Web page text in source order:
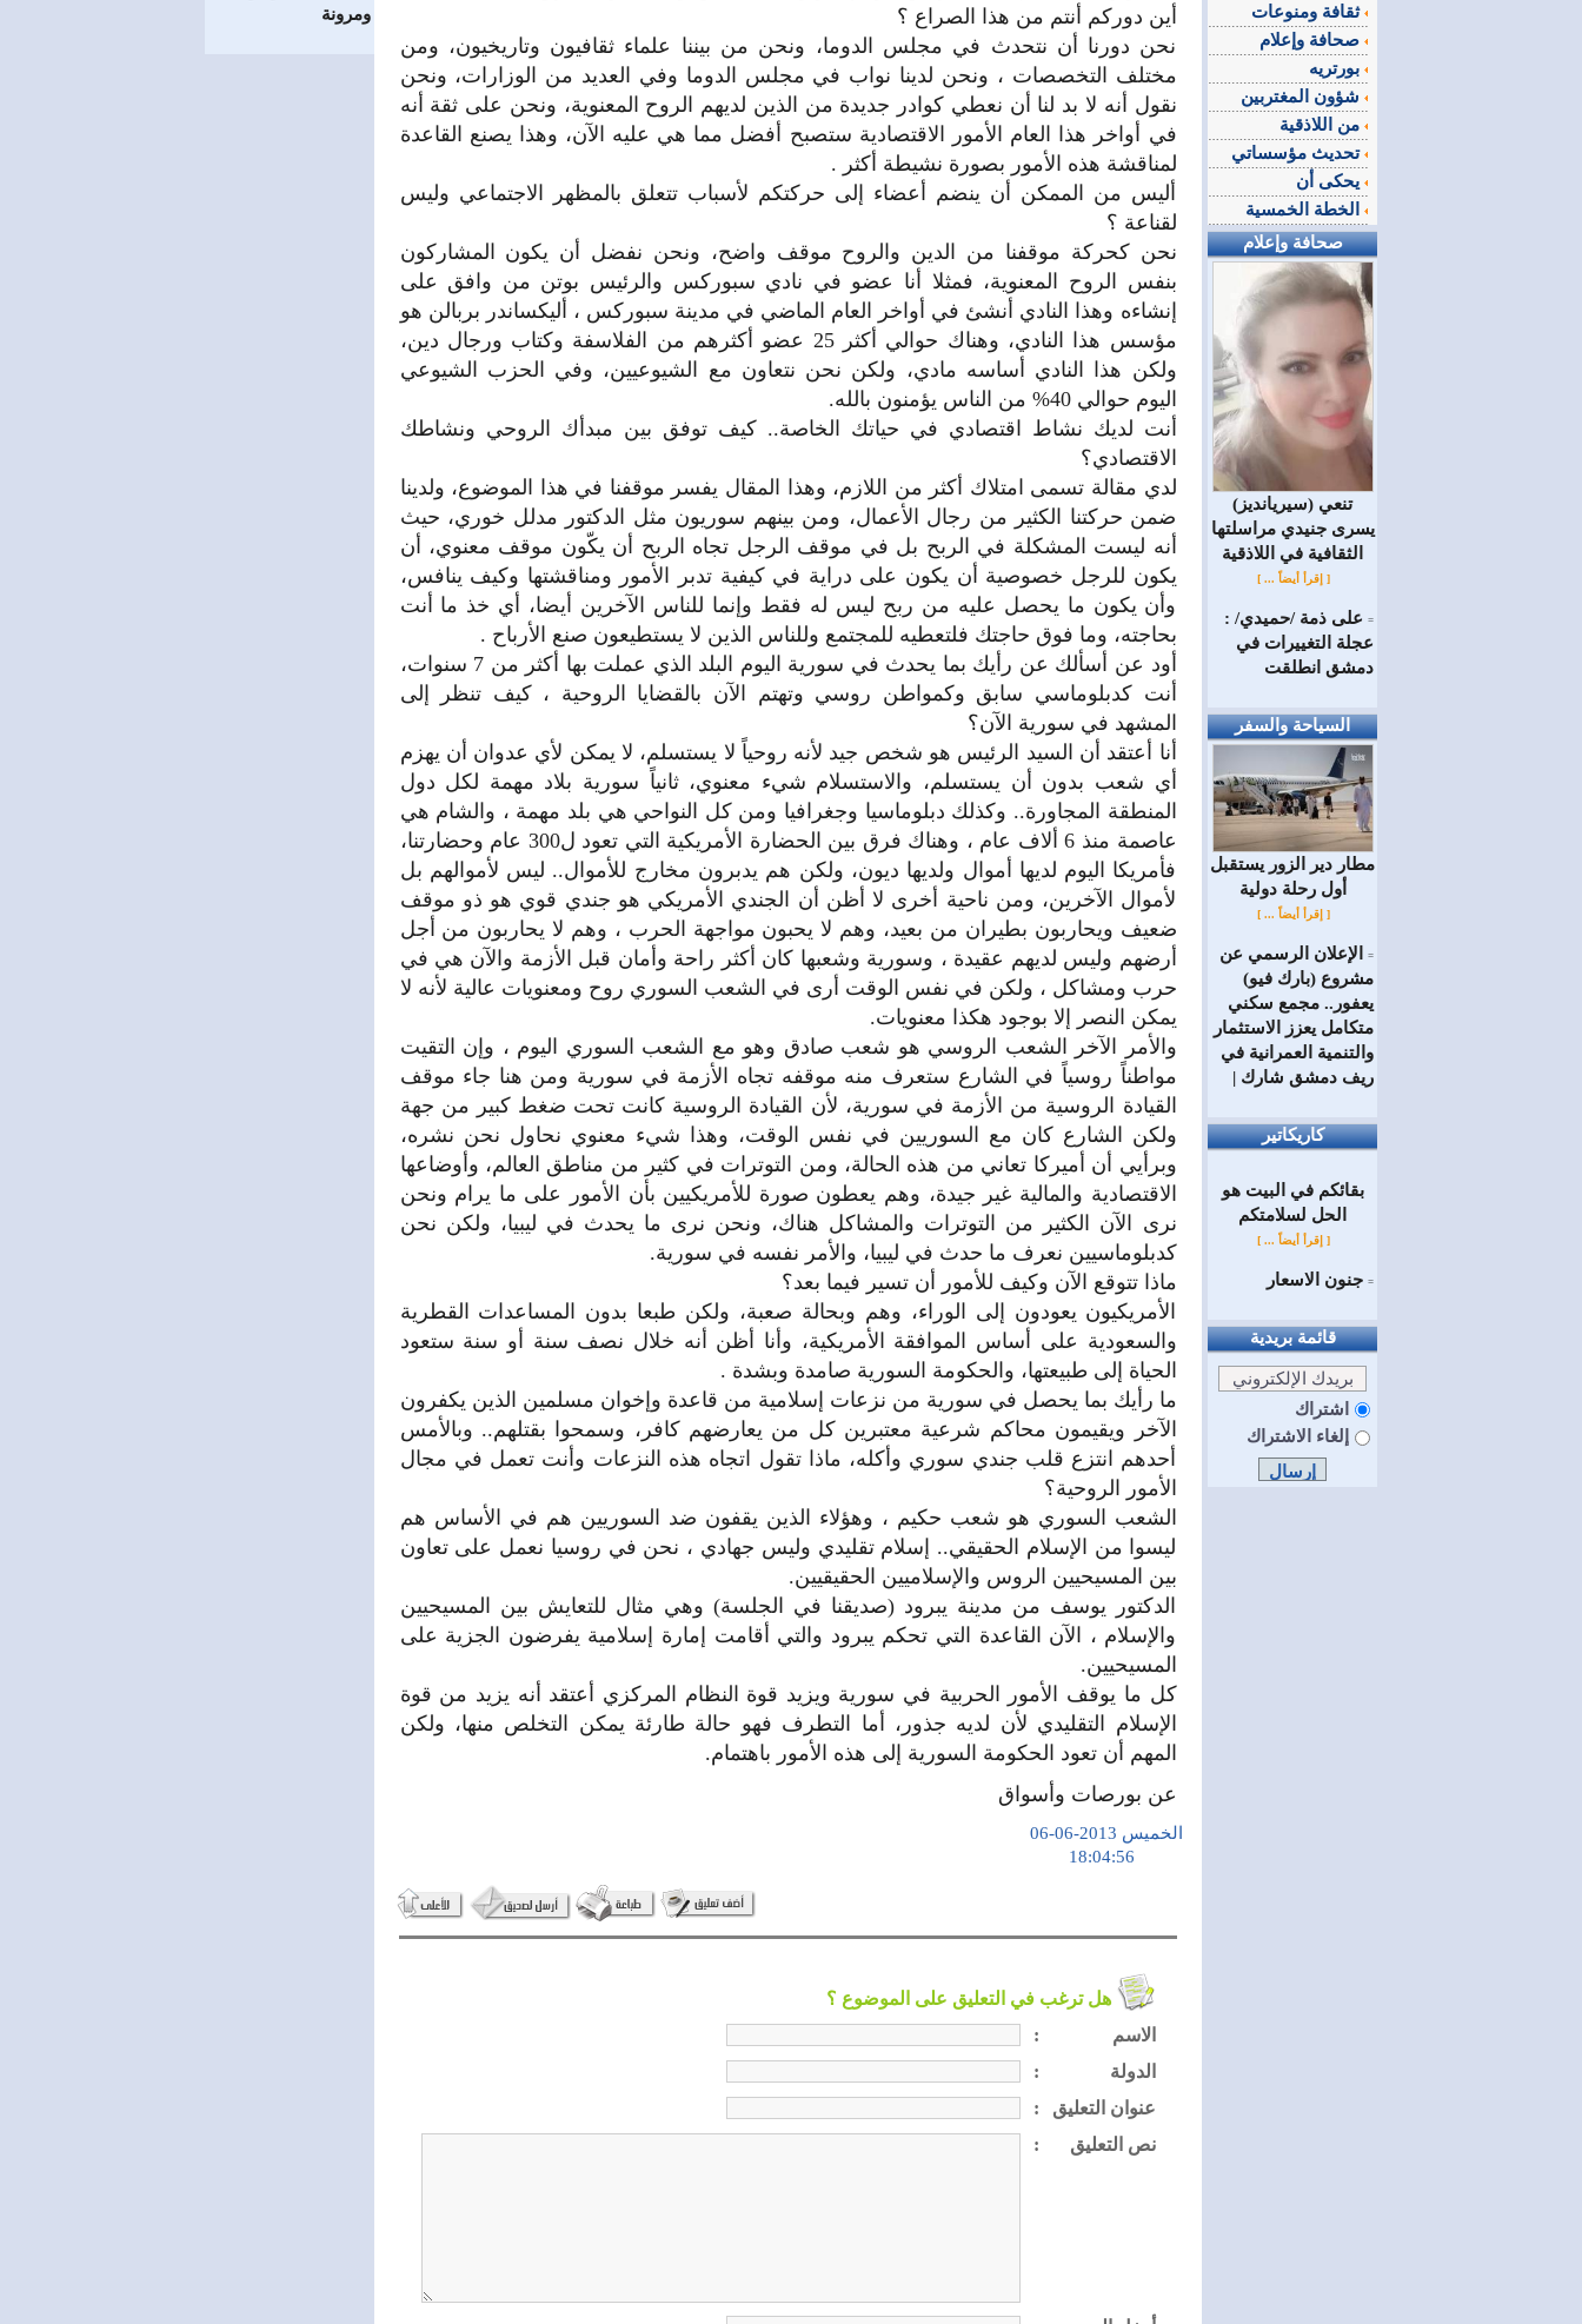
ومرونة
أين دوركم أنتم من هذا الصراع ؟
نحن دورنا أن نتحدث في مجلس الدوما، ونحن من بيننا علماء ثقافيون وتاريخيون، ومن
مختلف التخصصات ، ونحن لدينا نواب في مجلس الدوما وفي العديد من الوزارات، ونحن
نقول أنه لا بد لنا أن نعطي كوادر جديدة من الذين لديهم الروح المعنوية، ونحن على ثقة أنه
في أواخر هذا العام الأمور الاقتصادية ستصبح أفضل مما هي عليه الآن، وهذا يصنع القاعدة
لمناقشة هذه الأمور بصورة نشيطة أكثر .
أليس من الممكن أن ينضم أعضاء إلى حركتكم لأسباب تتعلق بالمظهر الاجتماعي وليس
لقناعة ؟
نحن كحركة موقفنا من الدين والروح موقف واضح، ونحن نفضل أن يكون المشاركون
بنفس الروح المعنوية، فمثلا أنا عضو في نادي سبوركس والرئيس بوتن من وافق على
إنشاءه وهذا النادي أنشئ في أواخر العام الماضي في مدينة سبوركس ، أليكساندر بربالن هو
مؤسس هذا النادي، وهناك حوالي أكثر 25 عضو أكثرهم من الفلاسفة وكتاب ورجال دين،
ولكن هذا النادي أساسه مادي، ولكن نحن نتعاون مع الشيوعيين، وفي الحزب الشيوعي
اليوم حوالي 40% من الناس يؤمنون بالله.
أنت لديك نشاط اقتصادي في حياتك الخاصة.. كيف توفق بين مبدأك الروحي ونشاطك
الاقتصادي؟
لدي مقالة تسمى امتلاك أكثر من اللازم، وهذا المقال يفسر موقفنا في هذا الموضوع، ولدينا
ضمن حركتنا الكثير من رجال الأعمال، ومن بينهم سوريون مثل الدكتور مدلل خوري، حيث
أنه ليست المشكلة في الربح بل في موقف الرجل تجاه الربح أن يكّون موقف معنوي، أن
يكون للرجل خصوصية أن يكون على دراية في كيفية تدبر الأمور ومناقشتها وكيف ينافس،
وأن يكون ما يحصل عليه من ربح ليس له فقط وإنما للناس الآخرين أيضا، أي خذ ما أنت
بحاجته، وما فوق حاجتك فلتعطيه للمجتمع وللناس الذين لا يستطيعون صنع الأرباح .
أود عن أسألك عن رأيك بما يحدث في سورية اليوم البلد الذي عملت بها أكثر من 7 سنوات،
أنت كدبلوماسي سابق وكمواطن روسي وتهتم الآن بالقضايا الروحية ، كيف تنظر إلى
المشهد في سورية الآن؟
أنا أعتقد أن السيد الرئيس هو شخص جيد لأنه روحياً لا يستسلم، لا يمكن لأي عدوان أن يهزم
أي شعب بدون أن يستسلم، والاستسلام شيء معنوي، ثانياً سورية بلاد مهمة لكل دول
المنطقة المجاورة.. وكذلك دبلوماسيا وجغرافيا ومن كل النواحي هي بلد مهمة ، والشام هي
عاصمة منذ 6 ألاف عام ، وهناك فرق بين الحضارة الأمريكية التي تعود ل300 عام وحضارتنا،
فأمريكا اليوم لديها أموال ولديها ديون، ولكن هم يدبرون مخارج للأموال.. ليس لأموالهم بل
لأموال الآخرين، ومن ناحية أخرى لا أظن أن الجندي الأمريكي هو جندي قوي هو ذو موقف
ضعيف ويحاربون بطيران من بعيد، وهم لا يحبون مواجهة الحرب ، وهم لا يحاربون من أجل
أرضهم وليس لديهم عقيدة ، وسورية وشعبها كان أكثر راحة وأمان قبل الأزمة والآن هي في
حرب ومشاكل ، ولكن في نفس الوقت أرى في الشعب السوري روح ومعنويات عالية لأنه لا
يمكن النصر إلا بوجود هكذا معنويات.
والأمر الآخر الشعب الروسي هو شعب صادق وهو مع الشعب السوري اليوم ، وإن التقيت
مواطناً روسياً في الشارع ستعرف منه موقفه تجاه الأزمة في سورية ومن هنا جاء موقف
القيادة الروسية من الأزمة في سورية، لأن القيادة الروسية كانت تحت ضغط كبير من جهة
ولكن الشارع كان مع السوريين في نفس الوقت، وهذا شيء معنوي نحاول نحن نشره،
وبرأيي أن أميركا تعاني من هذه الحالة، ومن التوترات في كثير من مناطق العالم، وأوضاعها
الاقتصادية والمالية غير جيدة، وهم يعطون صورة للأمريكيين بأن الأمور على ما يرام ونحن
نرى الآن الكثير من التوترات والمشاكل هناك، ونحن نرى ما يحدث في ليبيا، ولكن نحن
كدبلوماسيين نعرف ما حدث في ليبيا، والأمر نفسه في سورية.
ماذا تتوقع الآن وكيف للأمور أن تسير فيما بعد؟
الأمريكيون يعودون إلى الوراء، وهم وبحالة صعبة، ولكن طبعا بدون المساعدات القطرية
والسعودية على أساس الموافقة الأمريكية، وأنا أظن أنه خلال نصف سنة أو سنة ستعود
الحياة إلى طبيعتها، والحكومة السورية صامدة وبشدة .
ما رأيك بما يحصل في سورية من نزعات إسلامية من قاعدة وإخوان مسلمين الذين يكفرون
الآخر ويقيمون محاكم شرعية معتبرين كل من يعارضهم كافر، وسمحوا بقتلهم.. وبالأمس
أحدهم انتزع قلب جندي سوري وأكله، ماذا تقول اتجاه هذه النزعات وأنت تعمل في مجال
الأمور الروحية؟
الشعب السوري هو شعب حكيم ، وهؤلاء الذين يقفون ضد السوريين هم في الأساس هم
ليسوا من الإسلام الحقيقي.. إسلام تقليدي وليس جهادي ، نحن في روسيا نعمل على تعاون
بين المسيحيين الروس والإسلاميين الحقيقيين.
الدكتور يوسف من مدينة يبرود (صديقنا في الجلسة) وهي مثال للتعايش بين المسيحيين
والإسلام ، الآن القاعدة التي تحكم يبرود والتي أقامت إمارة إسلامية يفرضون الجزية على
المسيحيين.
كل ما يوقف الأمور الحربية في سورية ويزيد قوة النظام المركزي أعتقد أنه يزيد من قوة
الإسلام التقليدي لأن لديه جذور، أما التطرف فهو حالة طارئة يمكن التخلص منها، ولكن
المهم أن تعود الحكومة السورية إلى هذه الأمور باهتمام.
عن بورصات وأسواق
الخميس 2013-06-06
هل ترغب في التعليق على الموضوع ؟
:
الاسم
:
الدولة
:
عنوان التعليق
:
نص التعليق
ثقافة ومنوعات
تحديث مؤسساتي
صحافة وإعلام
(سيريانديز) تنعي
يسرى جنيدي مراسلتها
الثقافية في اللاذقية
[ إقرأ أيضاً ... ]
= على ذمة /حميدي/ :
عجلة التغييرات في
دمشق انطلقت
السياحة والسفر
مطار دير الزور يستقبل
أول رحلة دولية
[ إقرأ أيضاً ... ]
=
الإعلان الرسمي عن
مشروع (بارك فيو)
يعفور.. مجمع سكني
متكامل يعزز الاستثمار
والتنمية العمرانية في
ريف دمشق شارك |
كاريكاتير
بقائكم في البيت هو
الحل لسلامتكم
[ إقرأ أيضاً ... ]
= جنون الاسعار
قائمة بريدية
اشتراك
إلغاء الاشتراك